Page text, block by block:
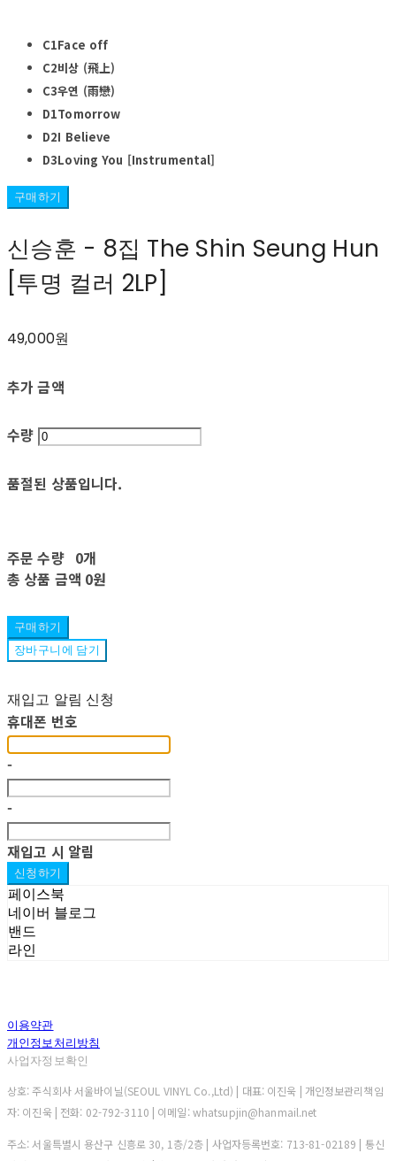
C1Face off
C2비상 (飛上)
C3우연 (雨戀)
D1Tomorrow
D2I Believe
D3Loving You [Instrumental]
구매하기
신승훈 - 8집 The Shin Seung Hun
[투명 컬러 2LP]
49,000원
추가 금액
수량
품절된 상품입니다.
주문 수량 0개
총 상품 금액 0원
구매하기
장바구니에 담기
재입고 알림 신청
휴대폰 번호
-
-
재입고 시 알림
신청하기
페이스북
네이버 블로그
밴드
라인
이용약관
개인정보처리방침
사업자정보확인
상호: 주식회사 서울바이닐(SEOUL VINYL Co.,Ltd) | 대표: 이진욱 | 개인정보관리책임
자: 이진욱 | 전화: 02-792-3110 | 이메일: whatsupjin@hanmail.net
주소: 서울특별시 용산구 신흥로 30, 1층/2층 | 사업자등록번호: 713-81-02189 | 통신